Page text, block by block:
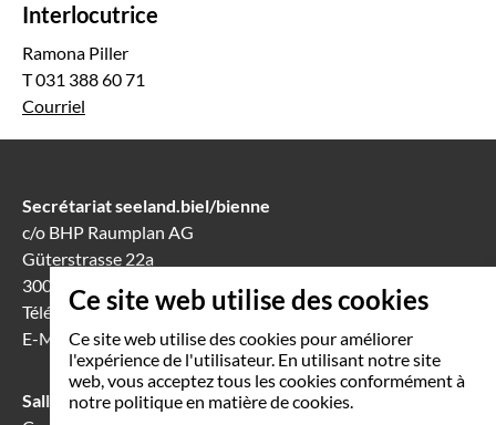
Ce site web utilise des cookies
Ce site web utilise des cookies pour améliorer
l'expérience de l'utilisateur. En utilisant notre site
web, vous acceptez tous les cookies conformément à
notre politique en matière de cookies.
Interlocutrice
Ramona Piller
T 031 388 60 71
Courriel
Secrétariat seeland.biel/bienne
c/o BHP Raumplan AG
Güterstrasse 22a
3008 Berne
Téléphone 031 388 60 60
E-Mail
info(at)seeland-biel-bienne.ch
Salle de séance à Bienne